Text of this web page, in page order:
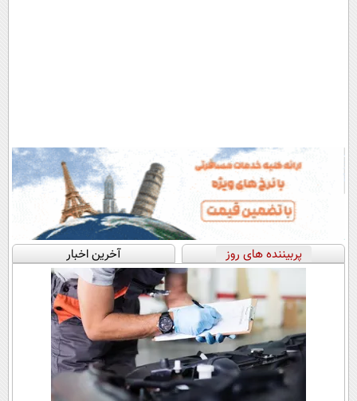
پربیننده های روز آخرین اخبار